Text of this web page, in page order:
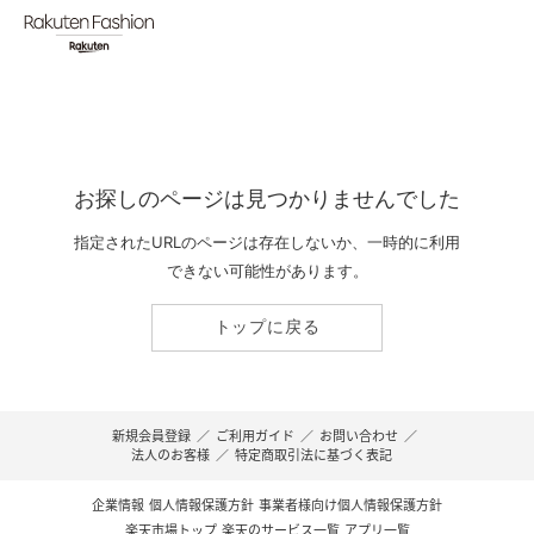
お探しのページは見つかりませんでした
指定されたURLのページは存在しないか、一時的に利用
できない可能性があります。
トップに戻る
新規会員登録 ／ ご利用ガイド ／ お問い合わせ ／
法人のお客様 ／ 特定商取引法に基づく表記
企業情報 個人情報保護方針 事業者様向け個人情報保護方針
楽天市場トップ 楽天のサービス一覧 アプリ一覧